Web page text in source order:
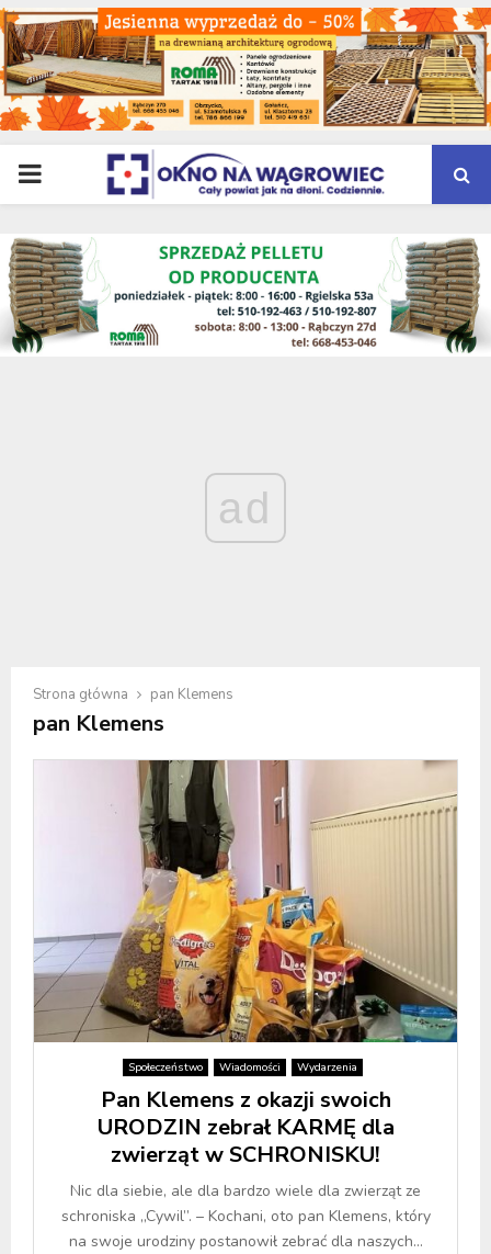
PRIMARY
MENU
ad
Strona główna pan Klemens
pan Klemens
Społeczeństwo Wiadomości Wydarzenia
Pan Klemens z okazji swoich
URODZIN zebrał KARMĘ dla
zwierząt w SCHRONISKU!
Nic dla siebie, ale dla bardzo wiele dla zwierząt ze
schroniska „Cywil”. – Kochani, oto pan Klemens, który
na swoje urodziny postanowił zebrać dla naszych...